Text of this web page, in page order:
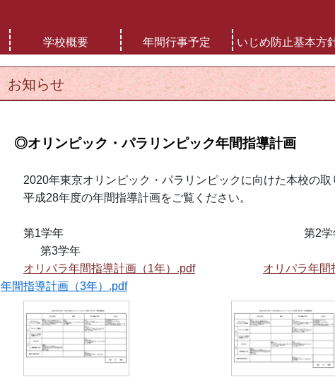
学校概要 年間行事予定 いじめ防止基本方
お知らせ
◎オリンピック・パラリンピック年間指導計画
2020年東京オリンピック・パラリンピックに向けた本校の取
平成28年度の年間指導計画をご覧ください。
第1学年
第3学年
オリパラ年間指導計画（1年）.pdf
オリパラ年間
年間指導計画（3年）.pdf